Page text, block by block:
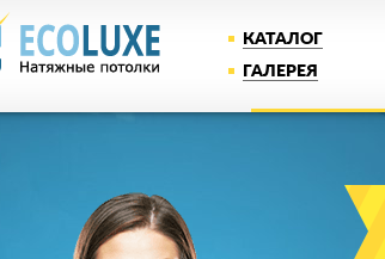
КАТАЛОГ
ГАЛЕРЕЯ